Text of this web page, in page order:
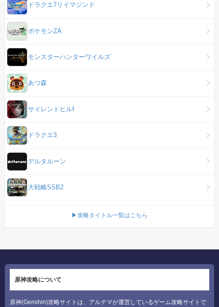
ドラクエ7リイマジンド
ポケモンZA
モンスターハンターワイルズ
あつ森
サイレントヒルf
ドラクエ3
デルタルーン
大戦略SSB2
▶攻略タイトル一覧はこちら
原神攻略について
原神(Genshin)攻略サイトは、アルテマが運営しているゲーム攻略サイトで